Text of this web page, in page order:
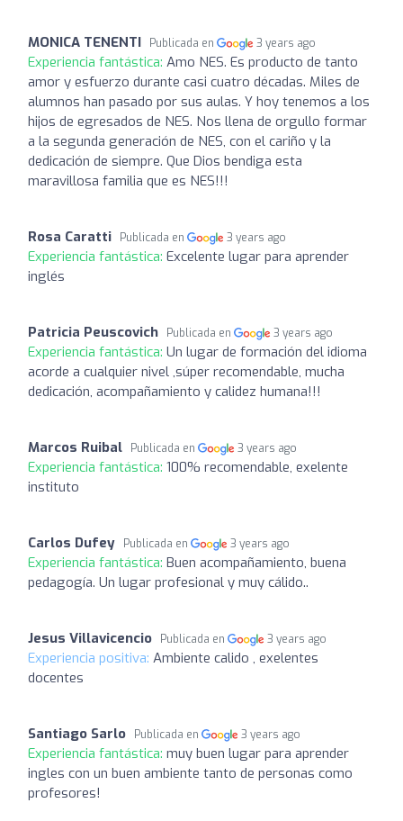
MONICA TENENTI Publicada en 3 years ago
Experiencia fantástica: Amo NES. Es producto de tanto
amor y esfuerzo durante casi cuatro décadas. Miles de
alumnos han pasado por sus aulas. Y hoy tenemos a los
hijos de egresados de NES. Nos llena de orgullo formar
a la segunda generación de NES, con el cariño y la
dedicación de siempre. Que Dios bendiga esta
maravillosa familia que es NES!!!
Rosa Caratti Publicada en 3 years ago
Experiencia fantástica: Excelente lugar para aprender
inglés
Patricia Peuscovich Publicada en 3 years ago
Experiencia fantástica: Un lugar de formación del idioma
acorde a cualquier nivel ,súper recomendable, mucha
dedicación, acompañamiento y calidez humana!!!
Marcos Ruibal Publicada en 3 years ago
Experiencia fantástica: 100% recomendable, exelente
instituto
Carlos Dufey Publicada en 3 years ago
Experiencia fantástica: Buen acompañamiento, buena
pedagogía. Un lugar profesional y muy cálido..
Jesus Villavicencio Publicada en 3 years ago
Experiencia positiva: Ambiente calido , exelentes
docentes
Santiago Sarlo Publicada en 3 years ago
Experiencia fantástica: muy buen lugar para aprender
ingles con un buen ambiente tanto de personas como
profesores!